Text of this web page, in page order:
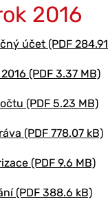
2016
účet (PDF
(PDF 3.37 MB)
(PDF 5.23 MB)
(PDF 778.07 kB)
(PDF 9.6 MB)
(PDF 388.6 kB)